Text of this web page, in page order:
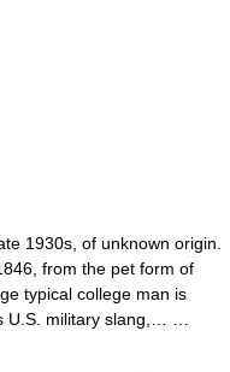
1930s, of unknown origin.
from the pet form of
typical college man is
U.S. military slang,… …